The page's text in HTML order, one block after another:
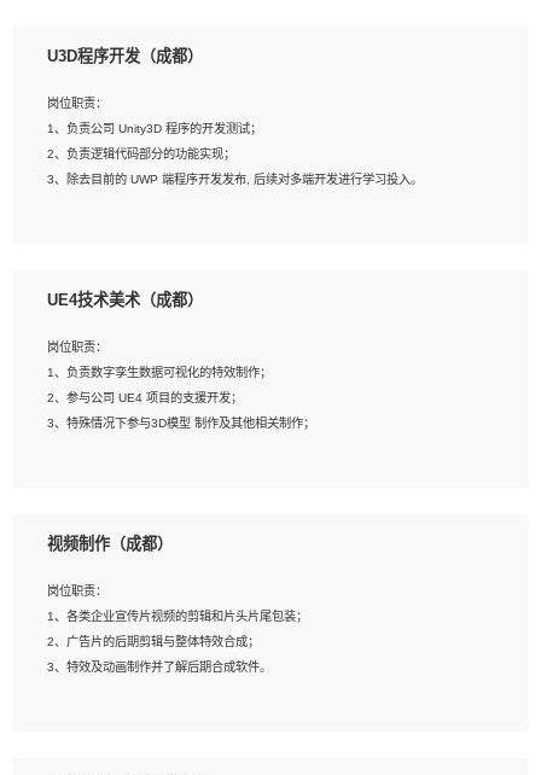
U3D程序开发（成都）
岗位职责：
1、负责公司 Unity3D 程序的开发测试；
2、负责逻辑代码部分的功能实现；
3、除去目前的 UWP 端程序开发发布, 后续对多端开发进行学习投入。
2、熟练掌握 Unity3D 程序开发，精通 C# 语言开发；
4、有良好的沟通能力和团队合作意识；
5、开发过 HoloLens 程序者优先。
UE4技术美术（成都）
岗位职责：
1、负责数字孪生数据可视化的特效制作；
2、参与公司 UE4 项目的支援开发；
3、特殊情况下参与3D模型 制作及其他相关制作；
上；
3、想象力丰富, 有一定的艺术审美深度；
4、有良好的场景特效搭建功底；
5、熟悉 3Ds Max 或者 Maya；
6、有良好的沟通能力和团队合作意识；
视频制作（成都）
岗位职责：
1、各类企业宣传片视频的剪辑和片头片尾包装；
2、广告片的后期剪辑与整体特效合成；
3、特效及动画制作并了解后期合成软件。